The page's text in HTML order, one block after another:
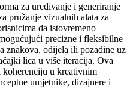
za uređivanje i generiranje
pružanje vizualnih alata za
da istovremeno
precizne i fleksibilne
znakova, odijela ili pozadine uz
lica u više iteracija. Ova
koherenciju u kreativnim
umjetnike, dizajnere i